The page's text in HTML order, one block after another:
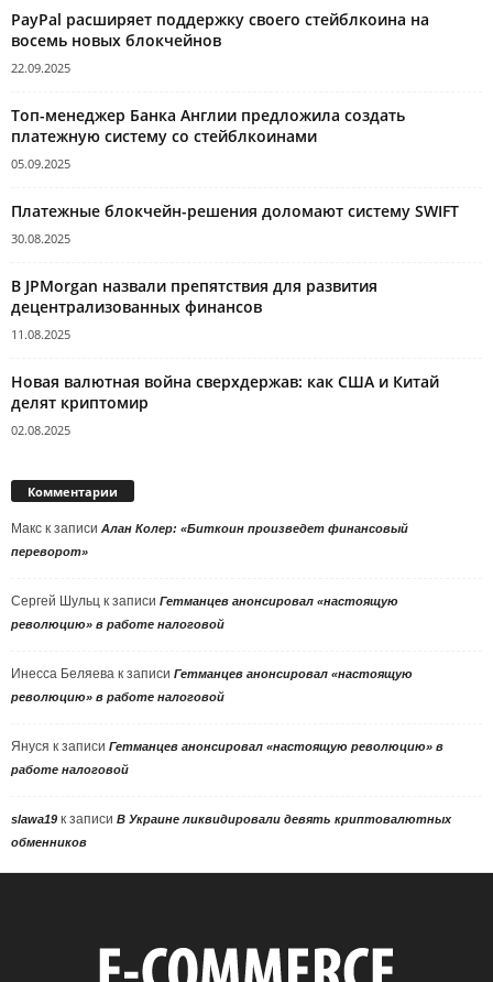
PayPal расширяет поддержку своего стейблкоина на
восемь новых блокчейнов
22.09.2025
Топ-менеджер Банка Англии предложила создать
платежную систему со стейблкоинами
05.09.2025
Платежные блокчейн-решения доломают систему SWIFT
30.08.2025
В JPMorgan назвали препятствия для развития
децентрализованных финансов
11.08.2025
Новая валютная война сверхдержав: как США и Китай
делят криптомир
02.08.2025
Комментарии
Макс к записи Алан Колер: «Биткоин произведет финансовый
переворот»
Сергей Шульц к записи Гетманцев анонсировал «настоящую
революцию» в работе налоговой
Инесса Беляева к записи Гетманцев анонсировал «настоящую
революцию» в работе налоговой
Януся к записи Гетманцев анонсировал «настоящую революцию» в
работе налоговой
slawa19 к записи В Украине ликвидировали девять криптовалютных
обменников